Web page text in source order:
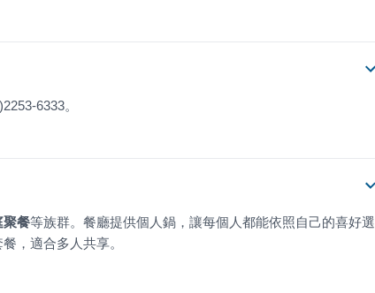
6333。
聚餐等族群。餐廳提供個人鍋，讓每個人都能依照自己的喜好選
，適合多人共享。